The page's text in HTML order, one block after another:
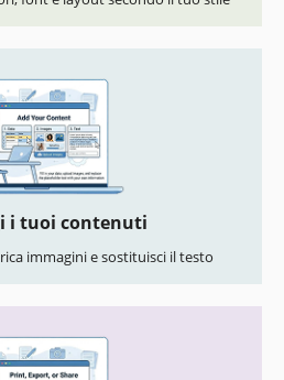
i tuoi contenuti
immagini e sostituisci il testo